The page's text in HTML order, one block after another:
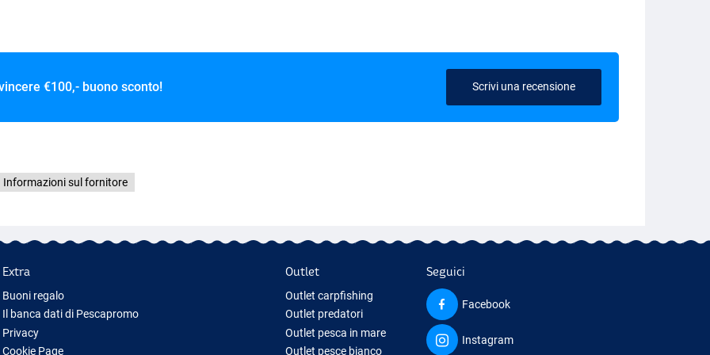
€100,- buono sconto! Scrivi una recensione
Informazioni sul fornitore
Extra
Buoni regalo
Il banca dati di Pescapromo
Privacy
Cookie Page
Outlet
Outlet carpfishing
Outlet predatori
Outlet pesca in mare
Outlet pesce bianco
Seguici
Facebook
Instagram